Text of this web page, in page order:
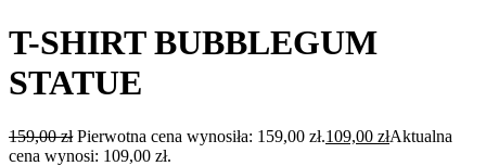
T-SHIRT BUBBLEGUM
STATUE
159,00zł Pierwotna cena wynosiła: 159,00 zł.109,00 złAktualna
cena wynosi: 109,00 zł.